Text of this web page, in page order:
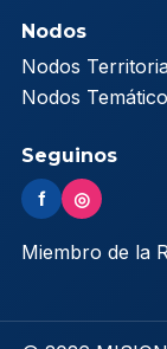
Nodos
Nodos
Nodos
Seguinos
f ◎
Miembro de la